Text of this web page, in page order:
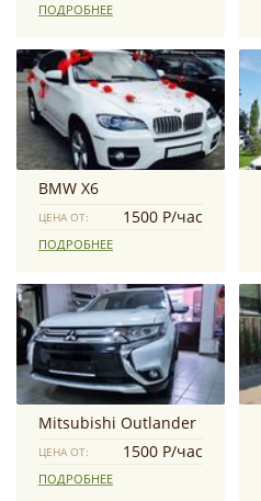
ПОДРОБНЕЕ
BMW X6
ЦЕНА ОТ: 1500 Р/час
ПОДРОБНЕЕ
Mitsubishi Outlander
ЦЕНА ОТ: 1500 Р/час
ПОДРОБНЕЕ